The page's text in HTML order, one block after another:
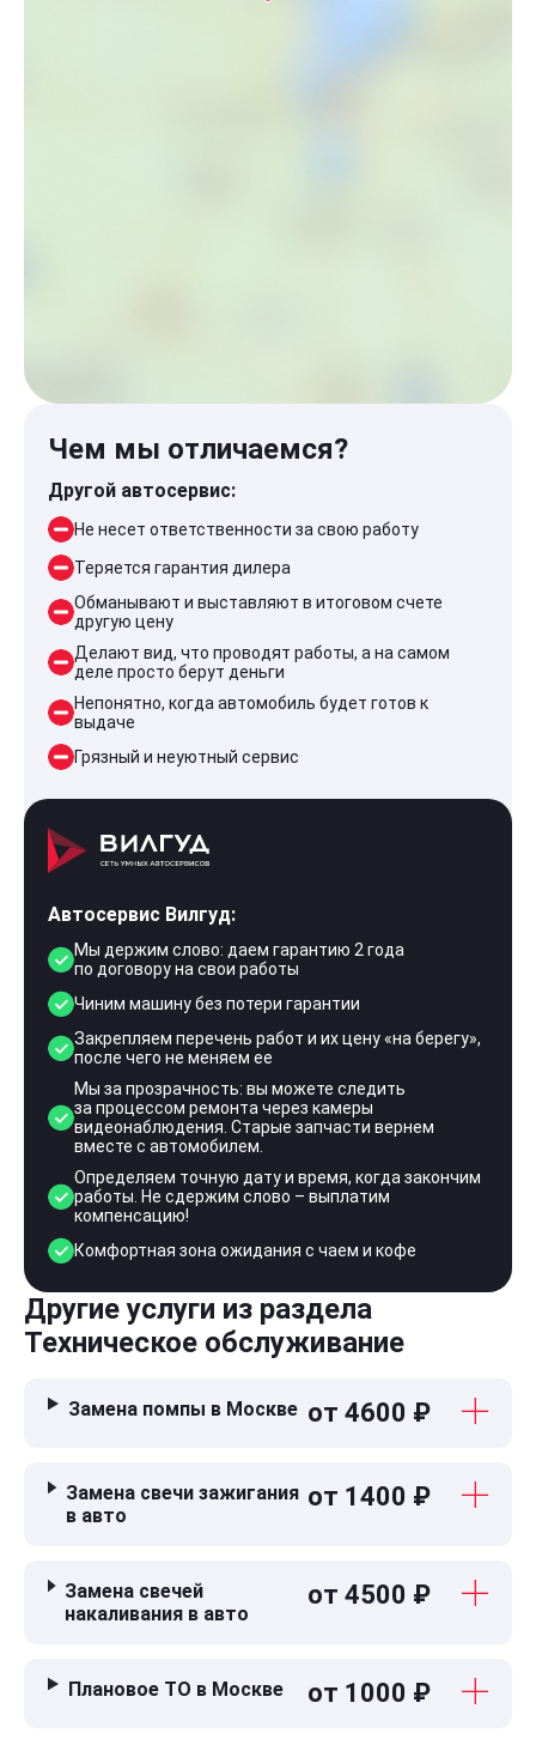
Чем мы отличаемся?
Другой автосервис:
Не несет ответственности за свою работу
Теряется гарантия дилера
Обманывают и выставляют в итоговом счете
другую цену
Делают вид, что проводят работы, а на самом
деле просто берут деньги
Непонятно, когда автомобиль будет готов к
выдаче
Грязный и неуютный сервис
Автосервис Вилгуд:
Мы держим слово: даем гарантию 2 года
по договору на свои работы
Чиним машину без потери гарантии
Закрепляем перечень работ и их цену «на берегу»,
после чего не меняем ее
Мы за прозрачность: вы можете следить
за процессом ремонта через камеры
видеонаблюдения. Старые запчасти вернем
вместе с автомобилем.
Определяем точную дату и время, когда закончим
работы. Не сдержим слово – выплатим
компенсацию!
Комфортная зона ожидания с чаем и кофе
Другие услуги из раздела
Техническое обслуживание
Замена помпы в Москве от 4600 ₽
Замена свечи зажигания
в авто
от 1400 ₽
Замена свечей
накаливания в авто
от 4500 ₽
Плановое ТО в Москве от 1000 ₽